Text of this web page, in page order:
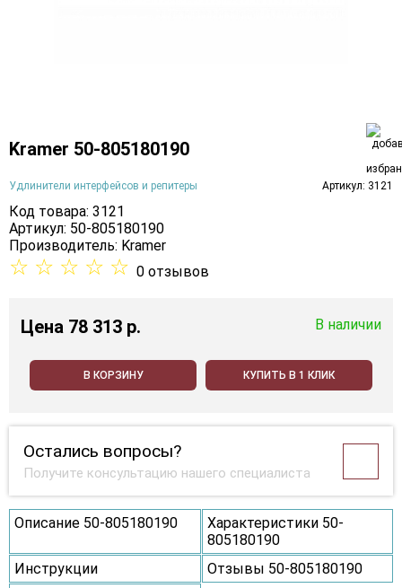
Kramer 50-805180190
Удлинители интерфейсов и репитеры Артикул: 3121
Код товара: 3121
Артикул: 50-805180190
Производитель: Kramer
☆ ☆ ☆ ☆ ☆ 0 отзывов
Цена 78 313 p. В наличии
В КОРЗИНУ КУПИТЬ В 1 КЛИК
Остались вопросы?
Получите консультацию нашего специалиста
Описание 50-805180190
Характеристики 50-
805180190
Инструкции
Отзывы 50-805180190